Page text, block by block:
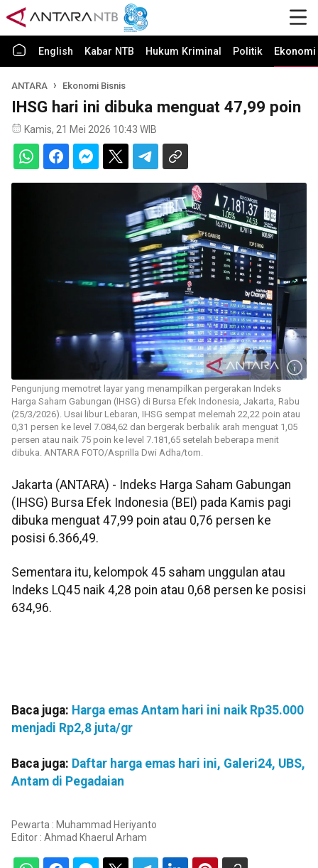
English Kabar NTB Hukum Kriminal Politik
ANTARA Ekonomi Bisnis
IHSG hari ini dibuka menguat 47,99 poin
Kamis, 21 Mei 2026 10:43 WIB
Pengunjung memotret layar yang menampilkan pergerakan Indeks
Harga Saham Gabungan (IHSG) di Bursa Efek Indonesia, Jakarta, Rabu
(25/3/2026). Usai libur Lebaran, IHSG sempat melemah 22,22 poin atau
0,31 persen ke level 7.084,62 dan bergerak berbalik arah menguat 1,05
persen atau naik 75 poin ke level 7.181,65 setelah beberapa menit
dibuka. ANTARA FOTO/Asprilla Dwi Adha/tom.
Jakarta (ANTARA) - Indeks Harga Saham Gabungan
(IHSG) Bursa Efek Indonesia (BEI) pada Kamis pagi
dibuka menguat 47,99 poin atau 0,76 persen ke
posisi 6.366,49.
Sementara itu, kelompok 45 saham unggulan atau
Indeks LQ45 naik 4,28 poin atau 0,68 persen ke posisi
634,96.
Baca juga: Harga emas Antam hari ini naik Rp35.000
menjadi Rp2,8 juta/gr
Baca juga: Daftar harga emas hari ini, Galeri24, UBS,
Antam di Pegadaian
Pewarta : Muhammad Heriyanto
Editor : Ahmad Khaerul Arham